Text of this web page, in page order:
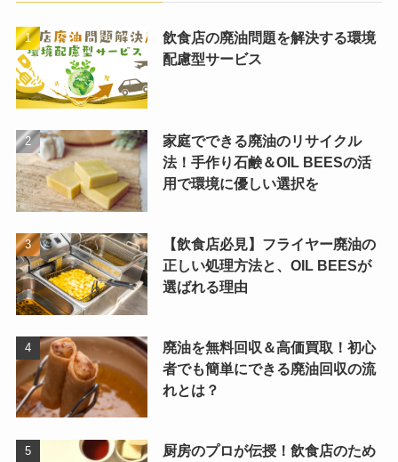
飲食店の廃油問題を解決する環境
配慮型サービス
家庭でできる廃油のリサイクル
法！手作り石鹸＆OIL BEESの活
用で環境に優しい選択を
【飲食店必見】フライヤー廃油の
正しい処理方法と、OIL BEESが
選ばれる理由
廃油を無料回収＆高価買取！初心
者でも簡単にできる廃油回収の流
れとは？
厨房のプロが伝授！飲食店のため